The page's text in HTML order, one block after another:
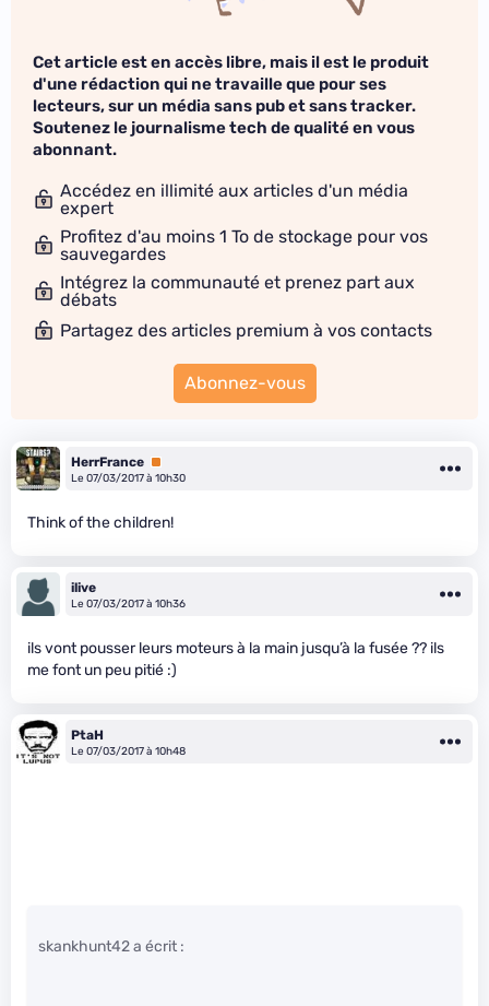
Cet article est en accès libre, mais il est le produit
d'une rédaction qui ne travaille que pour ses
lecteurs, sur un média sans pub et sans tracker.
Soutenez le journalisme tech de qualité en vous
abonnant.
Accédez en illimité aux articles d'un média
expert
Profitez d'au moins 1 To de stockage pour vos
sauvegardes
Intégrez la communauté et prenez part aux
débats
Partagez des articles premium à vos contacts
Abonnez-vous
HerrFrance Premium
Le 07/03/2017 à 10h30
Think of the children!
ilive
Le 07/03/2017 à 10h36
ils vont pousser leurs moteurs à la main jusqu’à la fusée ?? ils
me font un peu pitié :)
PtaH
Le 07/03/2017 à 10h48
skankhunt42 a écrit :